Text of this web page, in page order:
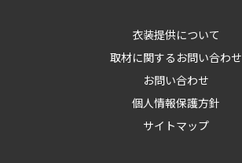
衣装提供について
取材に関するお問い合わせ
お問い合わせ
個人情報保護方針
サイトマップ